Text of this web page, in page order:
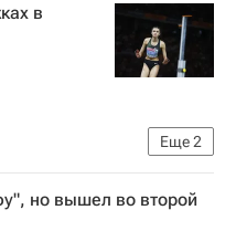
в
Еще2
Всероссийская федерация легкой атлетики (ВФЛА)
но вышел во второй